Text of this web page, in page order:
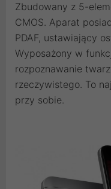
Zbudowany z 5-
CMOS. Aparat
PDAF, ustawiający
Wyposażony w
rozpoznawanie
rzeczywistego. To
przy sobie.